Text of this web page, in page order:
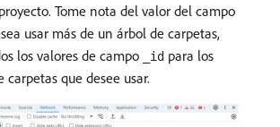
Tome nota del valor del campo
usar más de un árbol de carpetas,
los valores de campo
_id para los
carpetas que desee usar.